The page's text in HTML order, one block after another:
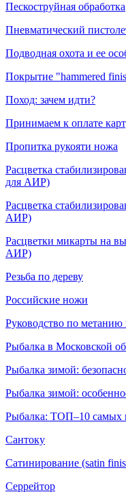
Пескоструйная обработка
Пневматический
Подводная охота и ее
Покрытие "hammered
Поход: зачем идти?
Принимаем к оплате
Пропитка рукояти ножа
Расцветка
для АИР)
Расцветка
АИР)
Расцветки микарты на
АИР)
Резьба по дереву
Российские ножи
Руководство по
Рыбалка в Московской
Рыбалка зимой:
Рыбалка зимой:
Рыбалка: ТОП–10 самых
Сантоку
Сатинирование (satin
Серрейтор